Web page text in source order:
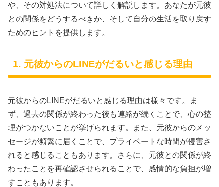
や、その対処法について詳しく解説します。あなたが元彼
との関係をどうするべきか、そして自分の生活を取り戻す
ためのヒントを提供します。
1. 元彼からのLINEがだるいと感じる理由
元彼からのLINEがだるいと感じる理由は様々です。ま
ず、過去の関係が終わった後も連絡が続くことで、心の整
理がつかないことが挙げられます。また、元彼からのメッ
セージが頻繁に届くことで、プライベートな時間が侵害さ
れると感じることもあります。さらに、元彼との関係が終
わったことを再確認させられることで、感情的な負担が増
すこともあります。